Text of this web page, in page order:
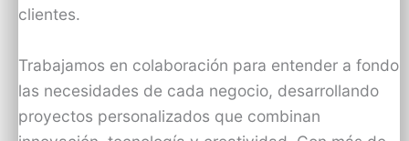
clientes.
Trabajamos en colaboración para entender a fondo
las necesidades de cada negocio, desarrollando
proyectos personalizados que combinan